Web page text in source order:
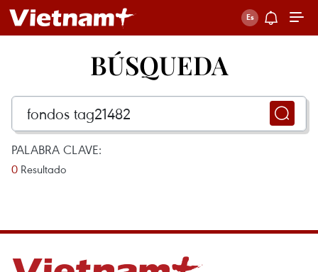
BÚSQUEDA
PALABRA CLAVE:
0 Resultado